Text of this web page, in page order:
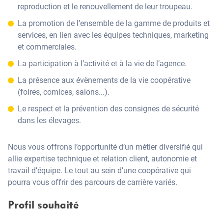
reproduction et le renouvellement de leur troupeau.
La promotion de l’ensemble de la gamme de produits et
services, en lien avec les équipes techniques, marketing
et commerciales.
La participation à l’activité et à la vie de l’agence.
La présence aux évènements de la vie coopérative
(foires, comices, salons...).
Le respect et la prévention des consignes de sécurité
dans les élevages.
Nous vous offrons l’opportunité d’un métier diversifié qui
allie expertise technique et relation client, autonomie et
travail d’équipe. Le tout au sein d’une coopérative qui
pourra vous offrir des parcours de carrière variés.
Profil souhaité